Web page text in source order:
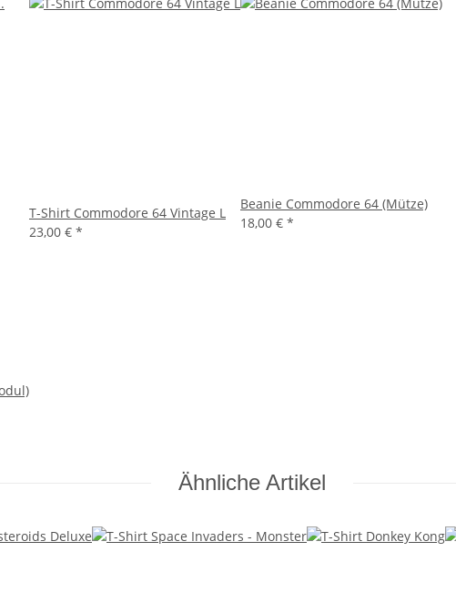
T-Shirt Commodore 64 Vintage L
23,00 € *
Beanie Commodore 64 (Mütze)
18,00 € *
Ähnliche Artikel